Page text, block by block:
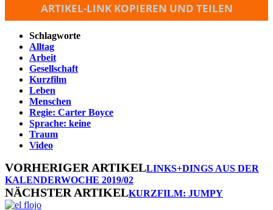
ARTIKEL-LINK KOPIEREN UND TEILEN
Schlagworte
Alltag
Arbeit
Gesellschaft
Kurzfilm
Leben
Menschen
Regie: Carter Boyce
Sprache: keine
Traum
Video
VORHERIGER ARTIKELLINKS+DINGS AUS DER
KALENDERWOCHE 2019/02
NÄCHSTER ARTIKELKURZFILM: JUMPY